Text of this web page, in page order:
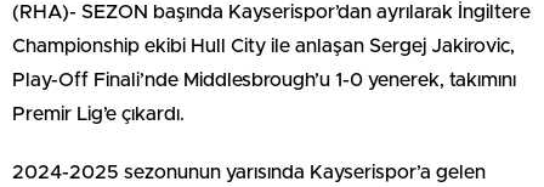
(RHA)- SEZON başında Kayserispor’dan ayrılarak İngiltere
Championship ekibi Hull City ile anlaşan Sergej Jakirovic,
Play-Off Finali’nde Middlesbrough’u 1-0 yenerek, takımını
Premir Lig’e çıkardı.
2024-2025 sezonunun yarısında Kayserispor’a gelen